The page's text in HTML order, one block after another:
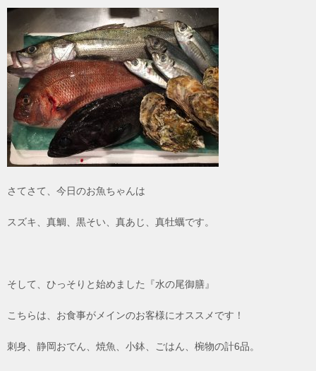
さてさて、今日のお魚ちゃんは
スズキ、真鯛、黒そい、真あじ、真牡蠣です。
そして、ひっそりと始めました『水の尾御膳』
こちらは、お食事がメインのお客様にオススメです！
刺身、静岡おでん、焼魚、小鉢、ごはん、椀物の計6品。